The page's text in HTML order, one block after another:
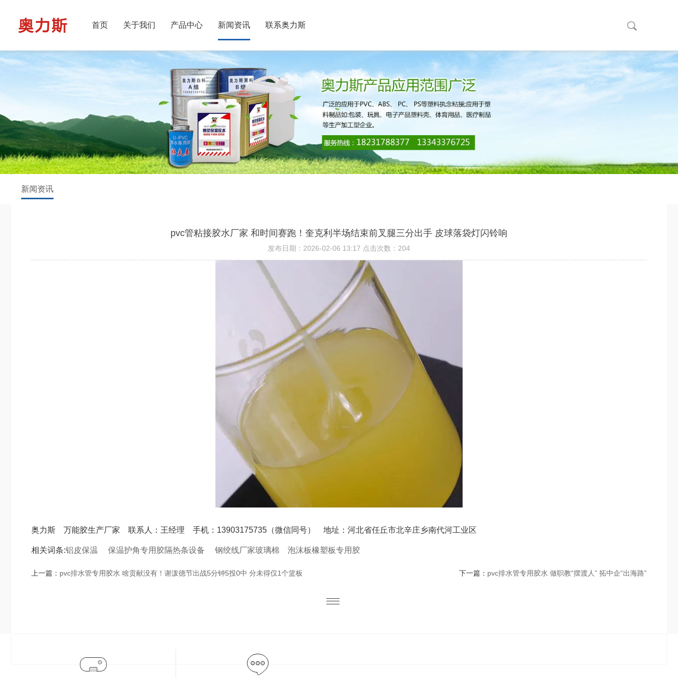
首页 关于我们 产品中心 新闻资讯 联系奥力斯
新闻资讯
pvc管粘接胶水厂家 和时间赛跑！奎克利半场结束前叉腿三分出手 皮球落袋灯闪铃响
发布日期：2026-02-06 13:17 点击次数：204
奥力斯 万能胶生产厂家 联系人：王经理 手机：13903175735（微信同号） 地址：河北省任丘市北辛庄乡南代河工业区
相关词条:铝皮保温 保温护角专用胶隔热条设备 钢绞线厂家玻璃棉 泡沫板橡塑板专用胶
上一篇： pvc排水管专用胶水 啥贡献没有！谢泼德节出战5分钟5投0中 分未得仅1个篮板 下一篇： pvc排水管专用胶水 做职教“摆渡人” 拓中企“出海路”